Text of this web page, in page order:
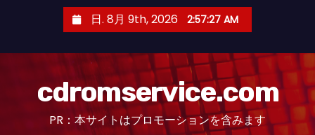
日. 8月 9th, 2026 2:57:28 AM
cdromservice.com
PR：本サイトはプロモーションを含みます